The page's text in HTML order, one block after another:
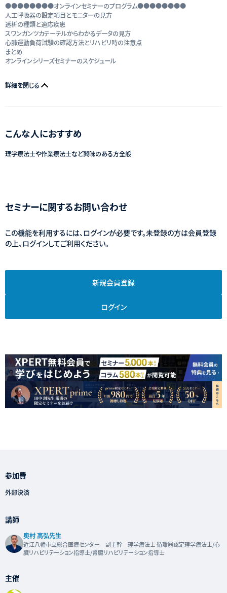
参加費
外部決済
講師
奥村 高弘先生
近江八幡市立総合医療センター 副主幹 理学療法士 循環器認定理学療法士/心
臓リハビリテーション指導士/腎臓リハビリテーション指導士
主催
●●●●●●●●オンラインセミナーのプログラム●●●●●●●●
人工呼吸器の設定項目とモニターの見方
透析の種類と適応疾患
スワンガンツカテーテルからわかるデータの見方
心肺運動負荷試験の確認方法とリハビリ時の注意点
まとめ
オンラインシリーズセミナーのスケジュール
詳細を閉じる
こんな人におすすめ
理学療法士や作業療法士など興味のある方全般
セミナーに関するお問い合わせ
この機能を利用するには、ログインが必要です。未登録の方は会員登録
の上、ログインしてご利用ください。
新規会員登録
ログイン